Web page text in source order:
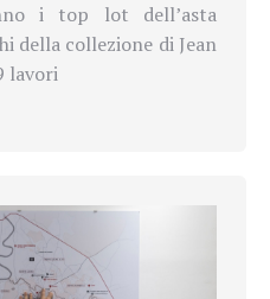
i top lot dell’asta
della collezione di Jean
lavori